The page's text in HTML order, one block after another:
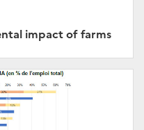
impact of farms